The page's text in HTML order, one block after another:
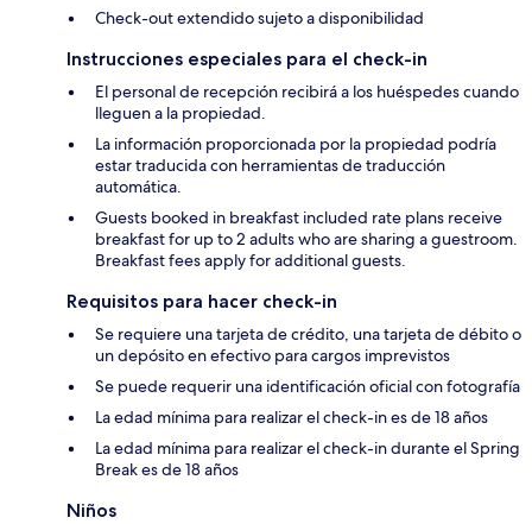
Check-out extendido sujeto a disponibilidad
Instrucciones especiales para el check-in
El personal de recepción recibirá a los huéspedes cuando
lleguen a la propiedad.
La información proporcionada por la propiedad podría
estar traducida con herramientas de traducción
automática.
Guests booked in breakfast included rate plans receive
breakfast for up to 2 adults who are sharing a guestroom.
Breakfast fees apply for additional guests.
Requisitos para hacer check-in
Se requiere una tarjeta de crédito, una tarjeta de débito o
un depósito en efectivo para cargos imprevistos
Se puede requerir una identificación oficial con fotografía
La edad mínima para realizar el check-in es de 18 años
La edad mínima para realizar el check-in durante el Spring
Break es de 18 años
Niños